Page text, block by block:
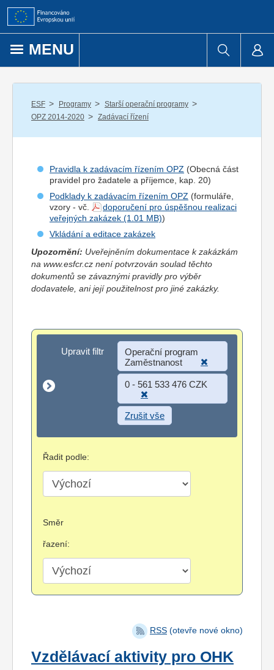
Přejít k obsahu
MENU
ESF / Programy / Starší operační programy /
OPZ 2014-2020 / Zadávací řízení
Pravidla k zadávacím řízením OPZ (Obecná část
pravidel pro žadatele a příjemce , kap. 20)
Podklady k zadávacím řízením OPZ (formuláře,
vzory - vč.
doporučení pro úspěšnou realizaci
veřejných zakázek
)
Vkládání a editace zakázek
Upozornění: Uveřejněním dokumentace k zakázkám
na www.esfcr.cz není potvrzován soulad těchto
dokumentů se závaznými pravidly pro výběr
dodavatele, ani její použitelnost pro jiné zakázky.
Upravit filtr
Upravit filtr
Operační program
Zaměstnanost
0 - 561 533 476 CZK
Zrušit vše
Řadit podle:
Směr
řazení:
RSS (otevře nové okno)
Vzdělávací aktivity pro OHK